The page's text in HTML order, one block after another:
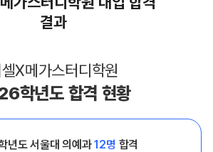
X메가스터디학원
학년도 합격 현황
년도 서울대 의예과12명 합격